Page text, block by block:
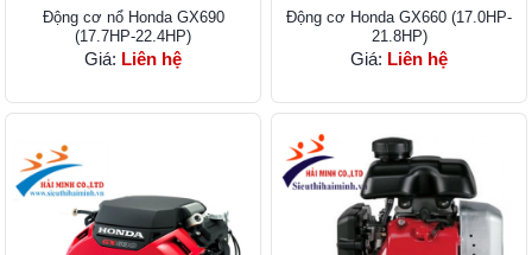
Động cơ nổ Honda GX690
(17.7HP-22.4HP)
Giá: Liên hệ
Động cơ Honda GX660 (17.0HP-
21.8HP)
Giá: Liên hệ